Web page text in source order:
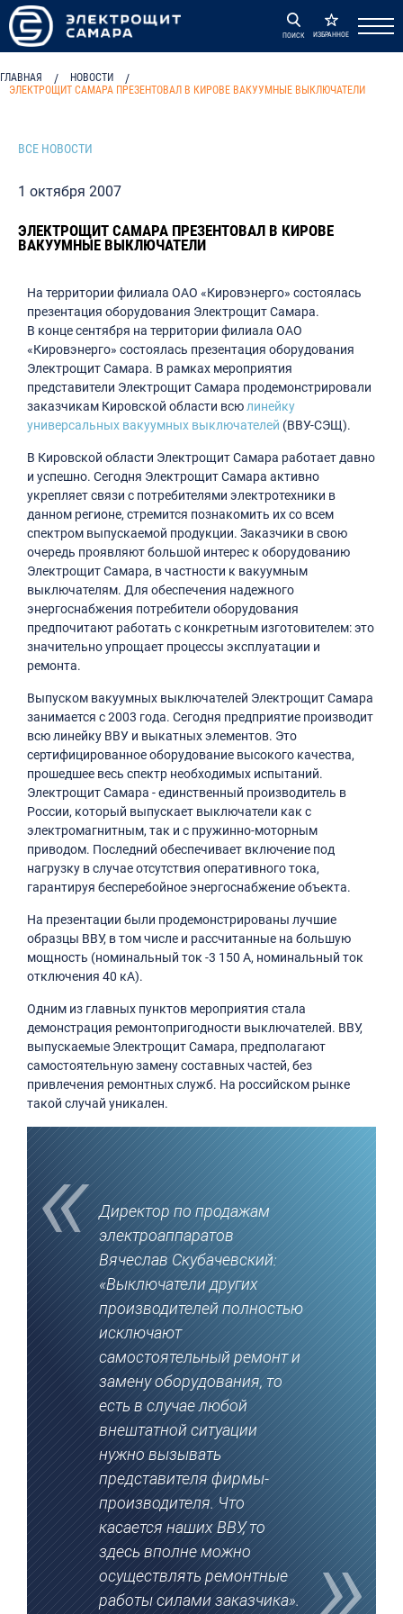
ПОИСК ИЗБРАННОЕ
ГЛАВНАЯ / НОВОСТИ /
ЭЛЕКТРОЩИТ САМАРА ПРЕЗЕНТОВАЛ В КИРОВЕ ВАКУУМНЫЕ ВЫКЛЮЧАТЕЛИ
ВСЕ НОВОСТИ
1 октября 2007
ЭЛЕКТРОЩИТ САМАРА ПРЕЗЕНТОВАЛ В КИРОВЕ
ВАКУУМНЫЕ ВЫКЛЮЧАТЕЛИ
На территории филиала ОАО «Кировэнерго» состоялась
презентация оборудования Электрощит Самара.
В конце сентября на территории филиала ОАО
«Кировэнерго» состоялась презентация оборудования
Электрощит Самара. В рамках мероприятия
представители Электрощит Самара продемонстрировали
заказчикам Кировской области всю линейку
универсальных вакуумных выключателей (ВВУ-СЭЩ).
В Кировской области Электрощит Самара работает давно
и успешно. Сегодня Электрощит Самара активно
укрепляет связи с потребителями электротехники в
данном регионе, стремится познакомить их со всем
спектром выпускаемой продукции. Заказчики в свою
очередь проявляют большой интерес к оборудованию
Электрощит Самара, в частности к вакуумным
выключателям. Для обеспечения надежного
энергоснабжения потребители оборудования
предпочитают работать с конкретным изготовителем: это
значительно упрощает процессы эксплуатации и
ремонта.
Выпуском вакуумных выключателей Электрощит Самара
занимается с 2003 года. Сегодня предприятие производит
всю линейку ВВУ и выкатных элементов. Это
сертифицированное оборудование высокого качества,
прошедшее весь спектр необходимых испытаний.
Электрощит Самара - единственный производитель в
России, который выпускает выключатели как с
электромагнитным, так и с пружинно-моторным
приводом. Последний обеспечивает включение под
нагрузку в случае отсутствия оперативного тока,
гарантируя бесперебойное энергоснабжение объекта.
На презентации были продемонстрированы лучшие
образцы ВВУ, в том числе и рассчитанные на большую
мощность (номинальный ток -3 150 А, номинальный ток
отключения 40 кА).
Одним из главных пунктов мероприятия стала
демонстрация ремонтопригодности выключателей. ВВУ,
выпускаемые Электрощит Самара, предполагают
самостоятельную замену составных частей, без
привлечения ремонтных служб. На российском рынке
такой случай уникален.
Директор по продажам
электроаппаратов
Вячеслав Скубачевский:
«Выключатели других
производителей полностью
исключают
самостоятельный ремонт и
замену оборудования, то
есть в случае любой
внештатной ситуации
нужно вызывать
представителя фирмы-
производителя. Что
касается наших ВВУ, то
здесь вполне можно
осуществлять ремонтные
работы силами заказчика».